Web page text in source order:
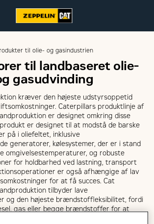
til olie- og gasindustrien
til landbaseret olie-
gasudvinding
kræver den højeste udstyrsoppetid
Caterpillars produktlinje af
er designet omkring disse
er designet til at modstå de barske
på i oliefeltet, inklusive
generatorer, kølesystemer, der er i stand
omgivelsestemperaturer, og robuste
for holdbarhed ved lastning, transport
er også afhængige af lav
for at få succes. Cat
tilbyder lave
og den højeste brændstoffleksibilitet, fordi
gas eller begge brændstoffer for at